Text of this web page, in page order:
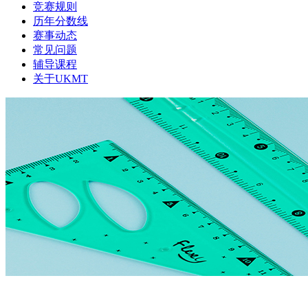
竞赛规则
历年分数线
赛事动态
常见问题
辅导课程
关于UKMT